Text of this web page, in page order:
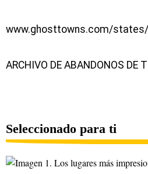
www.ghosttowns.com/
ARCHIVO DE ABANDONOS DE
Seleccionado para ti